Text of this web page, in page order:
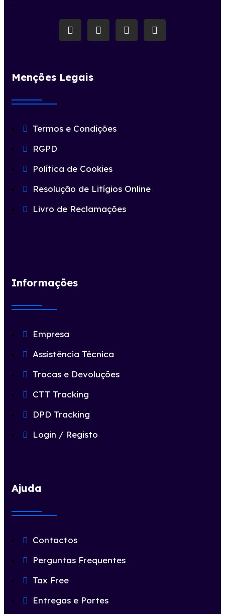
Menções Legais
Termos e Condições
RGPD
Política de Cookies
Resolução de Litígios Online
Livro de Reclamações
Informações
Empresa
Assistência Técnica
Trocas e Devoluções
CTT Tracking
DPD Tracking
Login / Registo
Ajuda
Contactos
Perguntas Frequentes
Tax Free
Entregas e Portes